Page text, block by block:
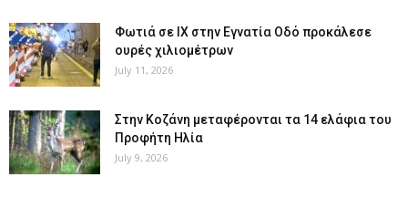
Φωτιά σε ΙΧ στην Εγνατία Οδό προκάλεσε
ουρές χιλιομέτρων
July 11, 2026
Στην Κοζάνη μεταφέρονται τα 14 ελάφια του
Προφήτη Ηλία
July 9, 2026